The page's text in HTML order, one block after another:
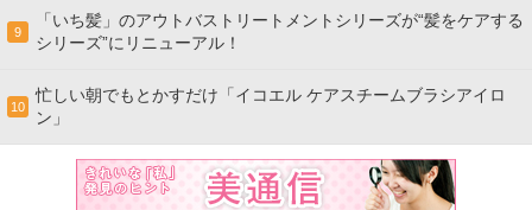
9
「いち髪」のアウトバストリートメントシリーズが“髪をケアする
シリーズ”にリニューアル！
10
忙しい朝でもとかすだけ「イコエル ケアスチームブラシアイロ
ン」